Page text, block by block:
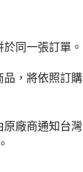
同一張訂單。
，將依照訂
廠商通知台